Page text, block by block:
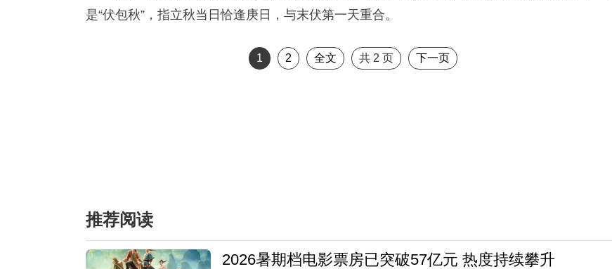
是“伏包秋”，指立秋当日恰逢庚日，与末伏第一天重合。
1 2 全文 共2 页 下一页
推荐阅读
2026暑期档电影票房已突破57亿元 热度持续攀升